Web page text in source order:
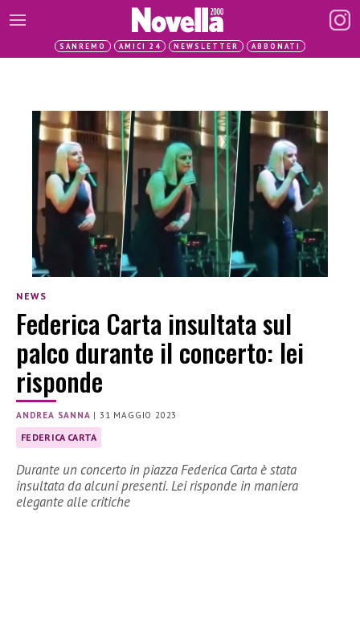
SANREMO AMICI 24 NEWSLETTER ABBONATI
NEWS
Federica Carta insultata sul
palco durante il concerto: lei
risponde
ANDREA SANNA |31 MAGGIO 2023
FEDERICA CARTA
Durante un concerto in piazza Federica Carta è stata
insultata da alcuni presenti. Lei risponde in maniera
elegante alle critiche